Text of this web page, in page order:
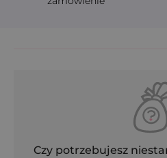
Czy potrzebujesz